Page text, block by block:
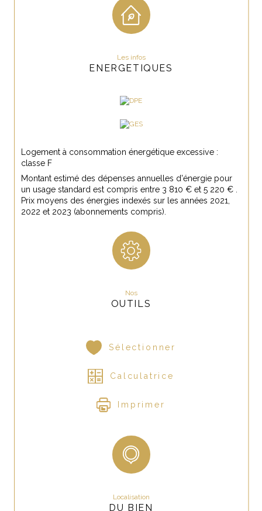
Nombre de garage
Année de construction
Terrain piscinable
Les infos
ENERGETIQUES
Logement à consommation énergétique excessive :
classe F
Montant estimé des dépenses annuelles d'énergie pour
un usage standard est compris entre 3 810 € et 5 220 € .
Prix moyens des énergies indexés sur les années 2021,
2022 et 2023 (abonnements compris).
Nos
OUTILS
Sélectionner
Calculatrice
Imprimer
Localisation
DU BIEN